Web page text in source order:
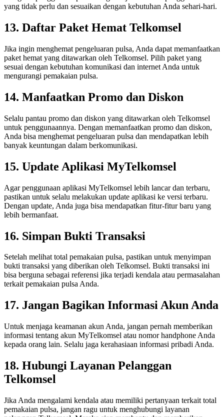
yang tidak perlu dan sesuaikan dengan kebutuhan Anda sehari-hari.
13. Daftar Paket Hemat Telkomsel
Jika ingin menghemat pengeluaran pulsa, Anda dapat memanfaatkan
paket hemat yang ditawarkan oleh Telkomsel. Pilih paket yang
sesuai dengan kebutuhan komunikasi dan internet Anda untuk
mengurangi pemakaian pulsa.
14. Manfaatkan Promo dan Diskon
Selalu pantau promo dan diskon yang ditawarkan oleh Telkomsel
untuk penggunaannya. Dengan memanfaatkan promo dan diskon,
Anda bisa menghemat pengeluaran pulsa dan mendapatkan lebih
banyak keuntungan dalam berkomunikasi.
15. Update Aplikasi MyTelkomsel
Agar penggunaan aplikasi MyTelkomsel lebih lancar dan terbaru,
pastikan untuk selalu melakukan update aplikasi ke versi terbaru.
Dengan update, Anda juga bisa mendapatkan fitur-fitur baru yang
lebih bermanfaat.
16. Simpan Bukti Transaksi
Setelah melihat total pemakaian pulsa, pastikan untuk menyimpan
bukti transaksi yang diberikan oleh Telkomsel. Bukti transaksi ini
bisa berguna sebagai referensi jika terjadi kendala atau permasalahan
terkait pemakaian pulsa Anda.
17. Jangan Bagikan Informasi Akun Anda
Untuk menjaga keamanan akun Anda, jangan pernah memberikan
informasi tentang akun MyTelkomsel atau nomor handphone Anda
kepada orang lain. Selalu jaga kerahasiaan informasi pribadi Anda.
18. Hubungi Layanan Pelanggan
Telkomsel
Jika Anda mengalami kendala atau memiliki pertanyaan terkait total
pemakaian pulsa, jangan ragu untuk menghubungi layanan